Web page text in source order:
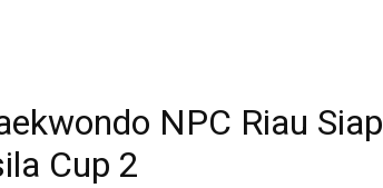
NPC Riau Siap
Cup 2